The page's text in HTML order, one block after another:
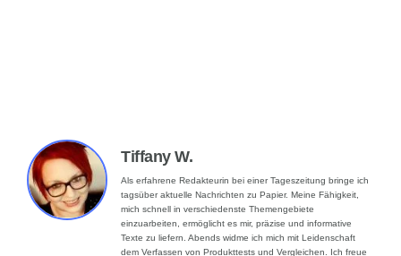
Tiffany W.
Als erfahrene Redakteurin bei einer Tageszeitung bringe ich
tagsüber aktuelle Nachrichten zu Papier. Meine Fähigkeit,
mich schnell in verschiedenste Themengebiete
einzuarbeiten, ermöglicht es mir, präzise und informative
Texte zu liefern. Abends widme ich mich mit Leidenschaft
dem Verfassen von Produkttests und Vergleichen. Ich freue